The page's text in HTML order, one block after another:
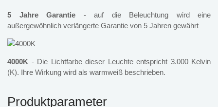
5 Jahre Garantie - auf die Beleuchtung wird eine
außergewöhnlich verlängerte Garantie von 5 Jahren gewährt
4000K - Die Lichtfarbe dieser Leuchte entspricht 3.000 Kelvin
(K). Ihre Wirkung wird als warmweiß beschrieben.
Produktparameter